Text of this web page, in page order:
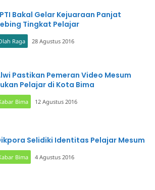
Bakal Gelar Kejuaraan Panjat
Tingkat Pelajar
Raga 28 Agustus 2016
Pastikan Pemeran Video Mesum
Pelajar di Kota Bima
Bima 12 Agustus 2016
Selidiki Identitas Pelajar Mesum
Bima 4 Agustus 2016